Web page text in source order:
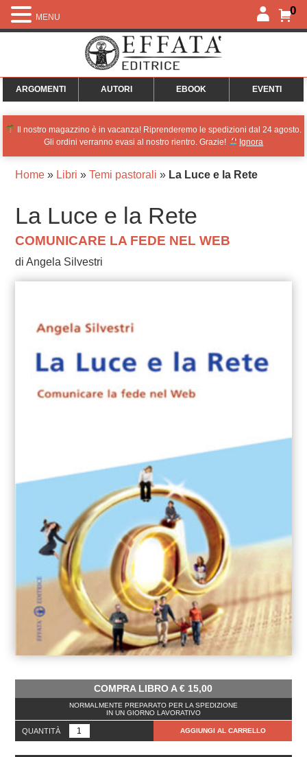
0
ARGOMENTI AUTORI EBOOK EVENTI
Il nostro magazzino è in vacanza! Riprenderemo le spedizioni dal 24 agosto.
Gli ordini verranno evasi al nostro rientro. Grazie!
Ignora
Home» Libri » Temi pastorali » La Luce e la Rete
La Luce e la Rete
COMUNICARE LA FEDE NEL WEB
di Angela Silvestri
COMPRA LIBRO A€ 15,00
NORMALMENTE PREPARATO PER LA SPEDIZIONE
IN UN GIORNO LAVORATIVO
QUANTITÀ AGGIUNGI AL CARRELLO
MENU